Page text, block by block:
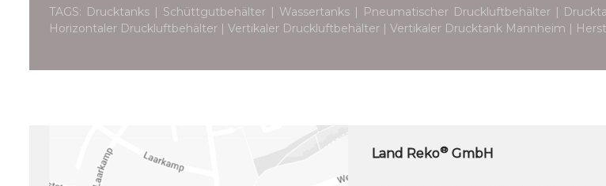
TAGS: Drucktanks | Schüttgutbehälter | Wassertanks | Pneumatischer Druckluftbehälter |
Horizontaler Druckluftbehälter | Vertikaler Druckluftbehälter | Vertikaler Drucktank Mannheim |
Land Reko® GmbH